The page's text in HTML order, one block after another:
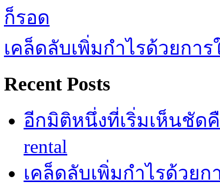
ก็รอด
เคล็ดลับเพิ่มกำไรด้วยกา
Recent Posts
อีกมิติหนึ่งที่เริ่มเห็นชัดคื
rental
เคล็ดลับเพิ่มกำไรด้วย